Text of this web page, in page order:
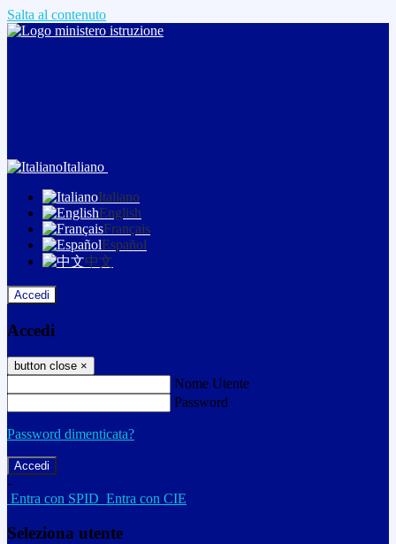
Salta al contenuto
Italiano
Italiano
English
Français
Español
中文
Accedi
Accedi
button close ×
Nome Utente
Password
Password dimenticata?
-
Entra con SPID Entra con CIE
Seleziona utente